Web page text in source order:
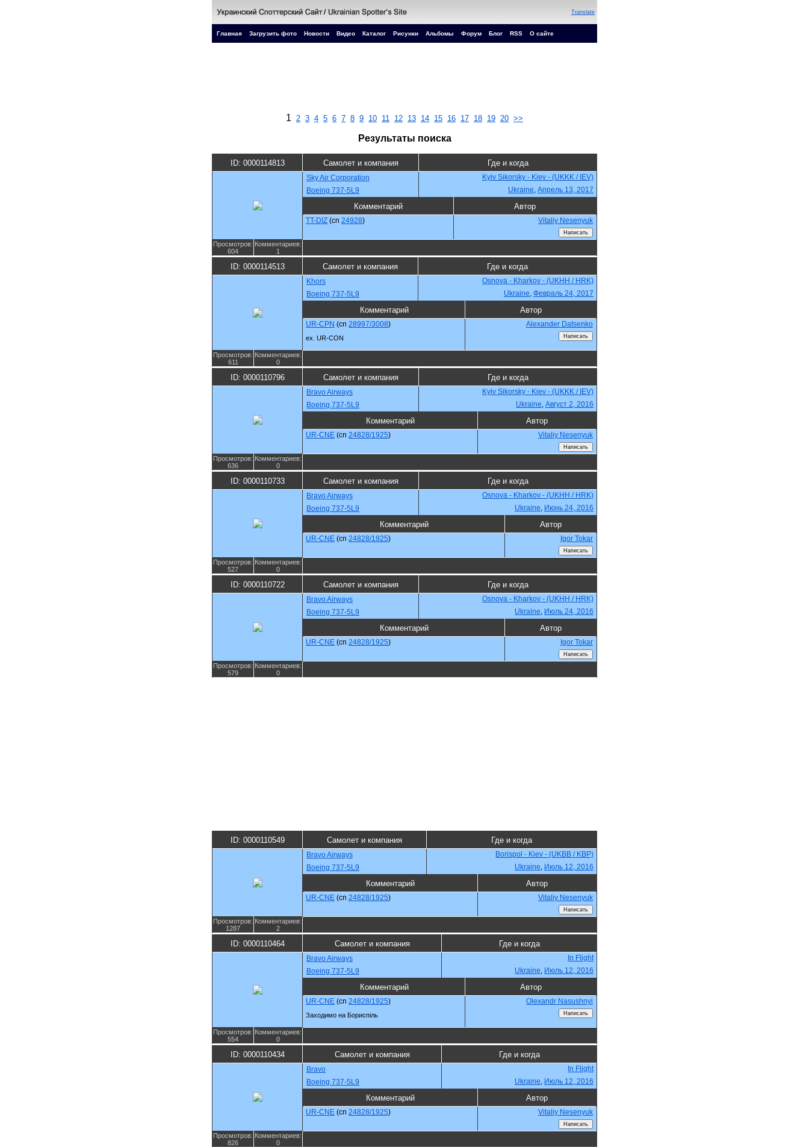
Translate
Главная Загрузить фото Новости Видео Каталог Рисунки Альбомы Форум Блог RSS О сайте
1 2 3 4 5 6 7 8 9 10 11 12 13 14 15 16 17 18 19 20 >>
Результаты поиска
ID: 0000114813 Самолет и компания Где и когда
Sky Air Corporation
Kyiv Sikorsky - Kiev - (UKKK / IEV)
Boeing 737-5L9
Ukraine, Апрель 13, 2017
Комментарий Автор
TT-DIZ (cn 24928) Vitaliy Nesenyuk
Просмотров:
604
Комментариев:
1
ID: 0000114513 Самолет и компания Где и когда
Khors
Osnova - Kharkov - (UKHH / HRK)
Boeing 737-5L9
Ukraine, Февраль 24, 2017
Комментарий Автор
UR-CPN (cn 28997/3008)
ex. UR-CON
Alexander Datsenko
Просмотров:
611
Комментариев:
0
ID: 0000110796 Самолет и компания Где и когда
Bravo Airways
Kyiv Sikorsky - Kiev - (UKKK / IEV)
Boeing 737-5L9
Ukraine, Август 2, 2016
Комментарий Автор
UR-CNE (cn 24828/1925) Vitaliy Nesenyuk
Просмотров:
636
Комментариев:
0
ID: 0000110733 Самолет и компания Где и когда
Bravo Airways
Osnova - Kharkov - (UKHH / HRK)
Boeing 737-5L9
Ukraine, Июнь 24, 2016
Комментарий Автор
UR-CNE (cn 24828/1925) Igor Tokar
Просмотров:
527
Комментариев:
0
ID: 0000110722 Самолет и компания Где и когда
Bravo Airways
Osnova - Kharkov - (UKHH / HRK)
Boeing 737-5L9
Ukraine, Июль 24, 2016
Комментарий Автор
UR-CNE (cn 24828/1925) Igor Tokar
Просмотров:
579
Комментариев:
0
ID: 0000110549 Самолет и компания Где и когда
Bravo Airways
Borispol - Kiev - (UKBB / KBP)
Boeing 737-5L9
Ukraine, Июль 12, 2016
Комментарий Автор
UR-CNE (cn 24828/1925) Vitaliy Nesenyuk
Просмотров:
1287
Комментариев:
2
ID: 0000110464 Самолет и компания Где и когда
Bravo Airways
In Flight
Boeing 737-5L9
Ukraine, Июль 12, 2016
Комментарий Автор
UR-CNE (cn 24828/1925)
Заходимо на Бориспіль
Olexandr Nasushnyi
Просмотров:
554
Комментариев:
0
ID: 0000110434 Самолет и компания Где и когда
Bravo
In Flight
Boeing 737-5L9
Ukraine, Июль 12, 2016
Комментарий Автор
UR-CNE (cn 24828/1925) Vitaliy Nesenyuk
Просмотров:
826
Комментариев:
0